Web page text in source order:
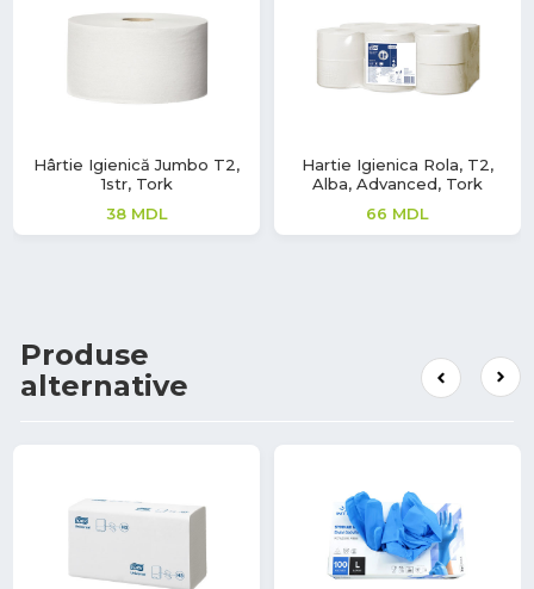
Hârtie Igienică Jumbo T2,
1str, Tork
38 MDL
Hartie Igienica Rola, T2,
Alba, Advanced, Tork
66 MDL
Produse
alternative